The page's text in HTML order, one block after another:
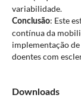
variabilidade.
Conclusão: Este
contínua da
implementação
doentes com
Downloads